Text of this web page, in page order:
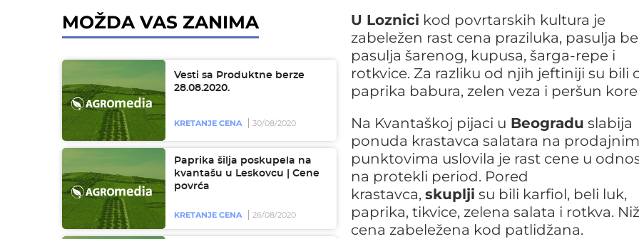
MOŽDA VAS ZANIMA
Vesti sa Produktne berze
28.08.2020.
KRETANJE CENA 30/08/2020
Paprika šilja poskupela na
kvantašu u Leskovcu | Cene
povrća
KRETANJE CENA 26/08/2020
U Loznici kod povrtarskih kultura je
zabeležen rast cena praziluka, pasulja
pasulja šarenog, kupusa, šarga-repe i
rotkvice. Za razliku od njih jeftiniji su bili
paprika babura, zelen veza i peršun
Na Kvantaškoj pijaci u Beogradu slabija
ponuda krastavca salatara na prodajnim
punktovima uslovila je rast cene u
na protekli period. Pored
krastavca, skuplji su bili karfiol, beli luk,
paprika, tikvice, zelena salata i rotkva.
cena zabeležena kod patlidžana.